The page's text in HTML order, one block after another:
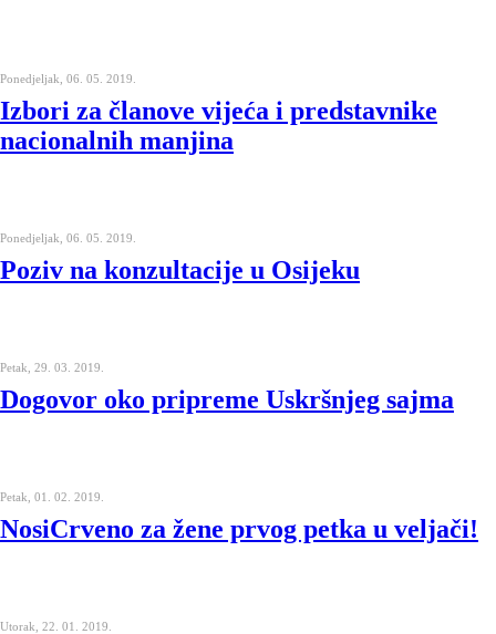
Ponedjeljak, 06. 05. 2019.
Izbori za članove vijeća i predstavnike
nacionalnih manjina
Ponedjeljak, 06. 05. 2019.
Poziv na konzultacije u Osijeku
Petak, 29. 03. 2019.
Dogovor oko pripreme Uskršnjeg sajma
Petak, 01. 02. 2019.
NosiCrveno za žene prvog petka u veljači!
Utorak, 22. 01. 2019.